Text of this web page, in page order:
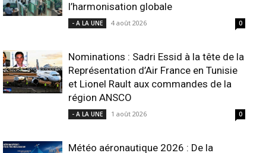
l’harmonisation globale
- A LA UNE 4 août 2026 0
Nominations : Sadri Essid à la tête de la
Représentation d’Air France en Tunisie
et Lionel Rault aux commandes de la
région ANSCO
- A LA UNE 1 août 2026 0
Météo aéronautique 2026 : De la